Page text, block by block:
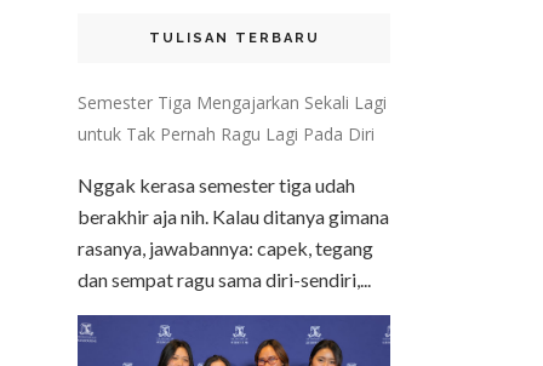
TULISAN TERBARU
Semester Tiga Mengajarkan Sekali Lagi
untuk Tak Pernah Ragu Lagi Pada Diri
Nggak kerasa semester tiga udah
berakhir aja nih. Kalau ditanya gimana
rasanya, jawabannya: capek, tegang
dan sempat ragu sama diri-sendiri,...